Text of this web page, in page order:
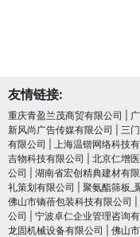
友情链接:
重庆青盈兰茂商贸有限公司
新风尚广告传媒有限公司
三
有限公司
上海温锴网络科技
吉物科技有限公司
北京仁增
公司
湖南省宏创精典建材有
礼策划有限公司
聚氨酯筛板_
佛山市镝蓓包装科技有限公司
公司
宁波卓仁企业管理咨询
龙固机械设备有限公司
佛山